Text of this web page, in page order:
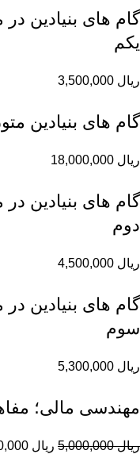
گام های بنیادین
يكم
ریال
گام های بنیادین
ریال
گام های بنیادین
دوم
ریال
گام های بنیادین
سوم
ریال
مهندسی مالی؛
ریال5,000,000 ریال